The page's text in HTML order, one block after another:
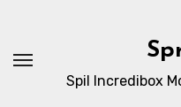
content
Spil Incredibox